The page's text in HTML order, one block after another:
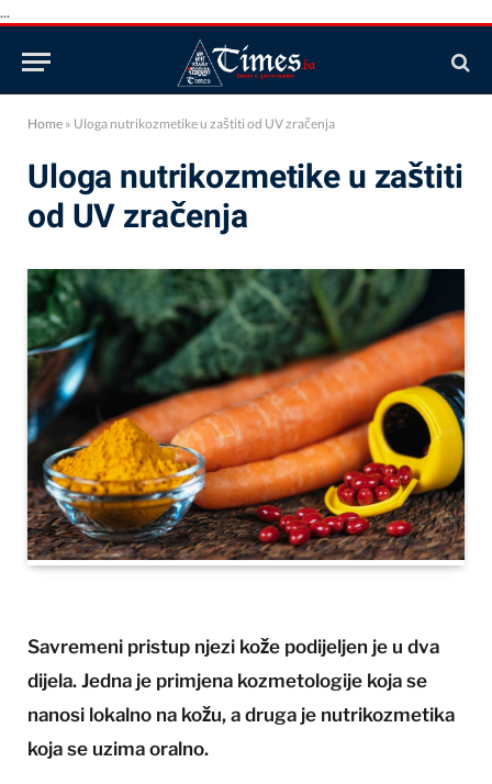
...
Home » Uloga nutrikozmetike u zaštiti od UV zračenja
Uloga nutrikozmetike u zaštiti
od UV zračenja
Savremeni pristup njezi kože podijeljen je u dva
dijela. Jedna je primjena kozmetologije koja se
nanosi lokalno na kožu, a druga je nutrikozmetika
koja se uzima oralno.